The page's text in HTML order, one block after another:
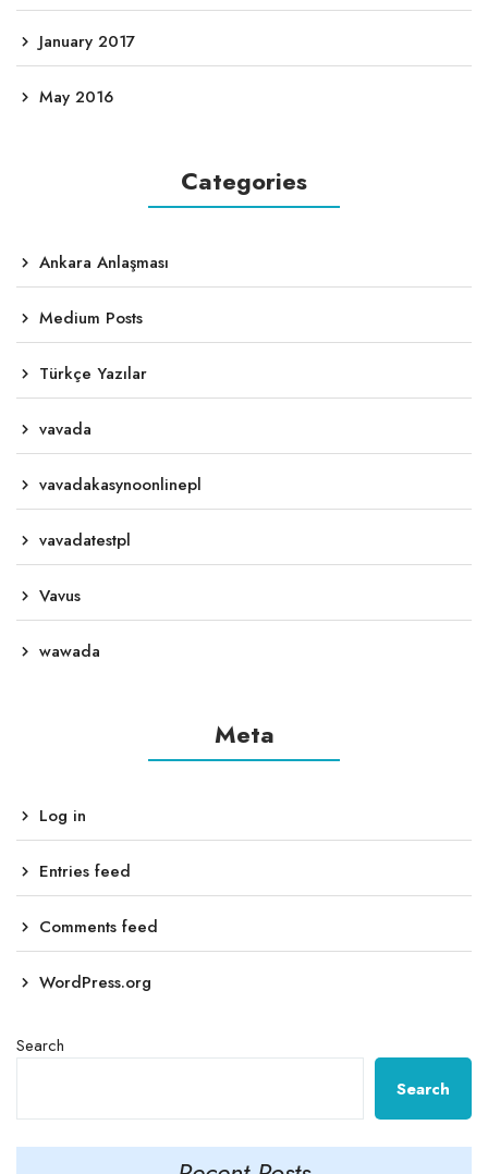
January 2017
May 2016
Categories
Ankara Anlaşması
Medium Posts
Türkçe Yazılar
vavada
vavadakasynoonlinepl
vavadatestpl
Vavus
wawada
Meta
Log in
Entries feed
Comments feed
WordPress.org
Search
Search